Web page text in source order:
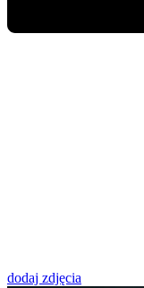
dodaj zdjęcia